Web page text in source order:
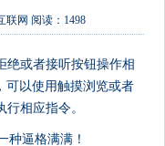
联网 阅读：1498
绝或者接听按钮操作相
可以使用触摸浏览或者
相应指令。